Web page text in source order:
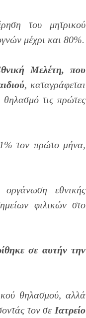
του μητρικού
μέχρι και 80%.
Μελέτη,
που
, καταγράφεται
τις πρώτες
τον πρώτο μήνα,
εθνικής
φιλικών στο
σε αυτήν την
θηλασμού, αλλά
τον σε Ιατρείο